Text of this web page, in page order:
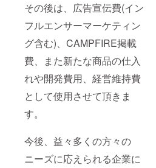
その後は、広告宣伝費(イン
フルエンサーマーケティン
グ含む)、CAMPFIRE掲載
費、また新たな商品の仕入
れや開発費用、経営維持費
として使用させて頂きま
す。
今後、益々多くの方々の
ニーズに応えられる企業に